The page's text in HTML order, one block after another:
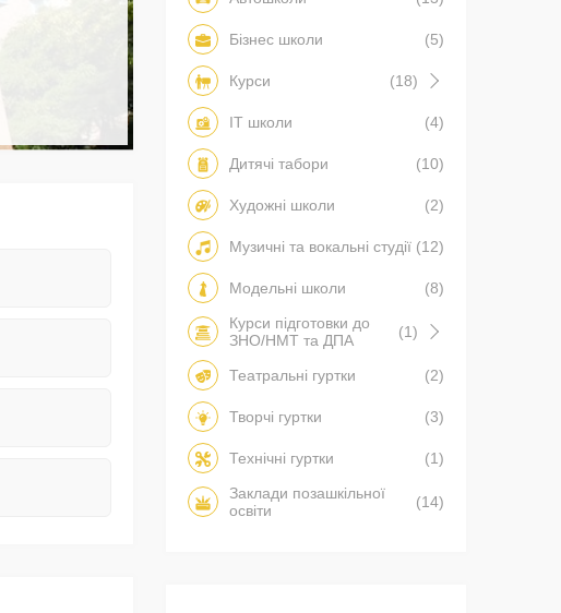
Бізнес школи (5)
Курси (18)
IT школи (4)
Дитячі табори (10)
Художні школи (2)
Музичні та вокальні студії (12)
Модельні школи
(8)
Курси підготовки до
ЗНО/НМТ та ДПА
(1)
Театральні гуртки (2)
Творчі гуртки (3)
Технічні гуртки
(1)
Заклади позашкільної
освіти
(14)